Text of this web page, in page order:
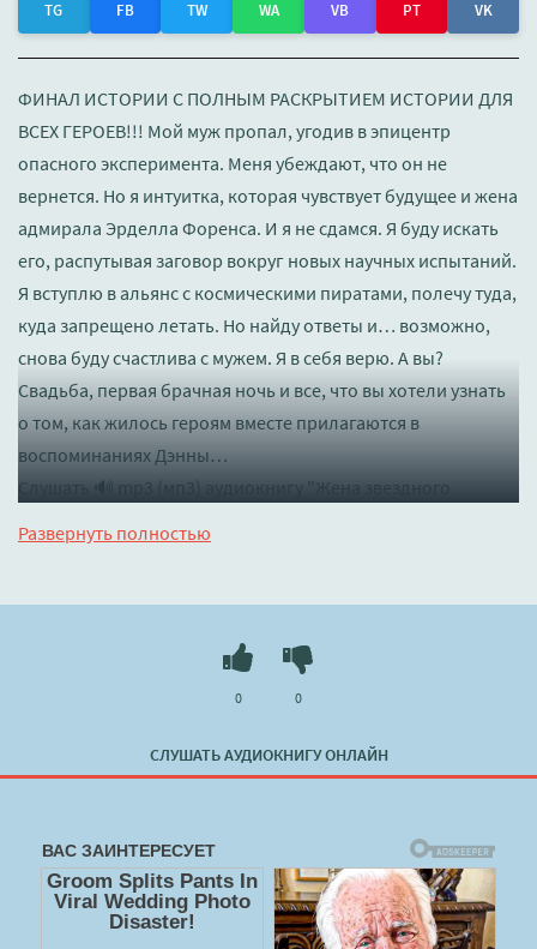
TG FB TW WA VB PT VK
ФИНАЛ ИСТОРИИ С ПОЛНЫМ РАСКРЫТИЕМ ИСТОРИИ ДЛЯ
ВСЕХ ГЕРОЕВ!!! Мой муж пропал, угодив в эпицентр
опасного эксперимента. Меня убеждают, что он не
вернется. Но я интуитка, которая чувствует будущее и жена
адмирала Эрделла Форенса. И я не сдамся. Я буду искать
его, распутывая заговор вокруг новых научных испытаний.
Я вступлю в альянс с космическими пиратами, полечу туда,
куда запрещено летать. Но найду ответы и… возможно,
снова буду счастлива с мужем. Я в себя верю. А вы?
Свадьба, первая брачная ночь и все, что вы хотели узнать
о том, как жилось героям вместе прилагаются в
воспоминаниях Дэнны…
Слушать 🔊 mp3 (мп3) аудиокнигу "Жена звездного
Развернуть полностью
СЛУШАТЬ АУДИОКНИГУ ОНЛАЙН
0 0